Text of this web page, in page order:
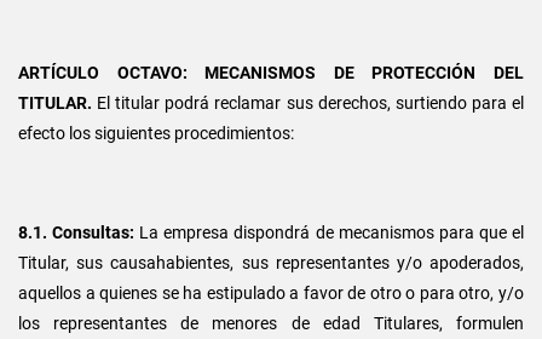
ARTÍCULO OCTAVO: MECANISMOS DE PROTECCIÓN DEL
TITULAR. El titular podrá reclamar sus derechos, surtiendo para el
efecto los siguientes procedimientos:
8.1. Consultas: La empresa dispondrá de mecanismos para que el
Titular, sus causahabientes, sus representantes y/o apoderados,
aquellos a quienes se ha estipulado a favor de otro o para otro, y/o
los representantes de menores de edad Titulares, formulen